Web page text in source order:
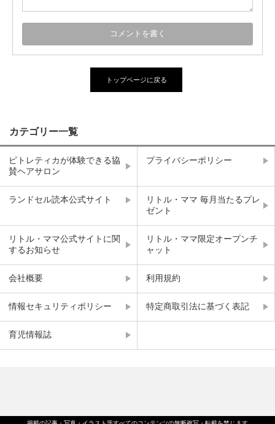
トップページに戻る
カテゴリー一覧
ピトレティカが体験できる協
賛ヘアサロン
プライバシーポリシー
ランドセル読本公式サイト
リトル・ママ 毎月当たるプレ
ゼント
リトル・ママ公式サイトに関
するお知らせ
リトル・ママ限定オープンチ
ャット
会社概要 利用規約
情報セキュリティポリシー 特定商取引法に基づく表記
育児情報誌